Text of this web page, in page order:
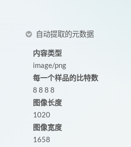
自动提取的元数据
内容类型
image/png
每一个样品的比特数
8 8 8 8
图像长度
1020
图像宽度
1658